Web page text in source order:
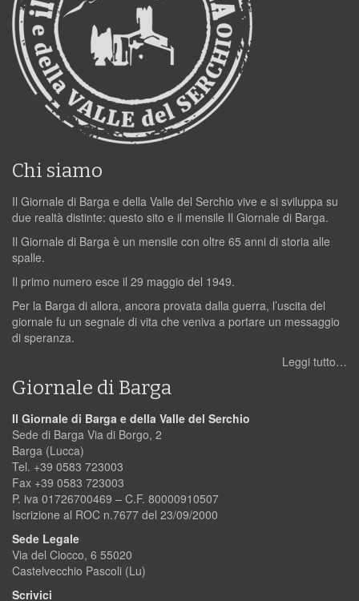
Chi siamo
Il Giornale di Barga e della Valle del Serchio vive e si sviluppa su
due realtà distinte: questo sito e il mensile Il Giornale di Barga.
Il Giornale di Barga è un mensile con oltre 65 anni di storia alle
spalle.
Il primo numero esce il 29 maggio del 1949.
Per la Barga di allora, ancora provata dalla guerra, l’uscita del
giornale fu un segnale di vita che veniva a portare un messaggio
di speranza.
Leggi tutto…
Giornale di Barga
Il Giornale di Barga e della Valle del Serchio
Sede di Barga Via di Borgo, 2
Barga (Lucca)
Tel. +39 0583 723003
Fax +39 0583 723003
P. iva 01726700469 – C.F. 80000910507
Iscrizione al ROC n.7677 del 23/09/2000
Sede Legale
Via del Ciocco, 6 55020
Castelvecchio Pascoli (Lu)
Scrivici